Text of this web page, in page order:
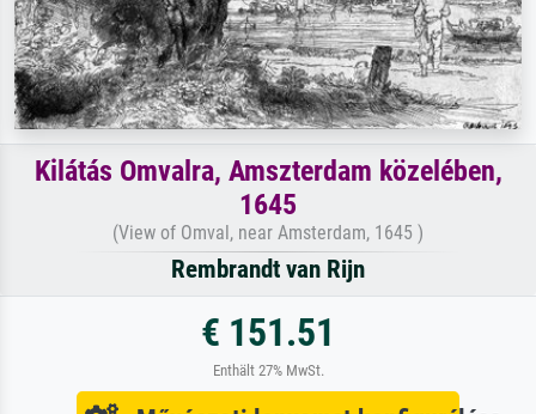
Kilátás Omvalra, Amszterdam közelében,
1645
(View of Omval, near Amsterdam, 1645 )
Rembrandt van Rijn
€ 151.51
Enthält 27% MwSt.